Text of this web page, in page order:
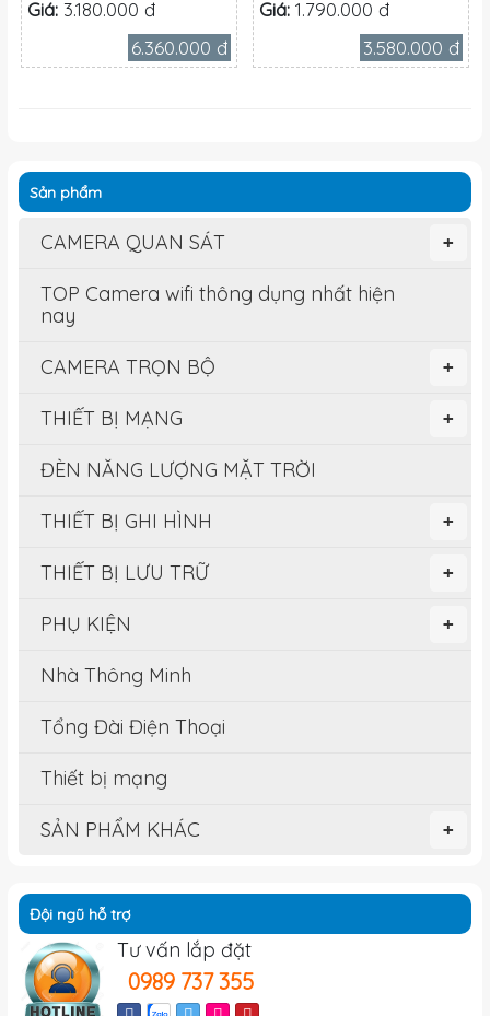
Giá: 3.180.000 đ
6.360.000 đ
Giá: 1.790.000 đ
3.580.000 đ
Sản phẩm
+
CAMERA QUAN SÁT
TOP Camera wifi thông dụng nhất hiện
nay
+
CAMERA TRỌN BỘ
+
THIẾT BỊ MẠNG
ĐÈN NĂNG LƯỢNG MẶT TRỜI
+
THIẾT BỊ GHI HÌNH
+
THIẾT BỊ LƯU TRỮ
+
PHỤ KIỆN
Nhà Thông Minh
Tổng Đài Điện Thoại
Thiết bị mạng
+
SẢN PHẨM KHÁC
Đội ngũ hỗ trợ
Tư vấn lắp đặt
0989 737 355